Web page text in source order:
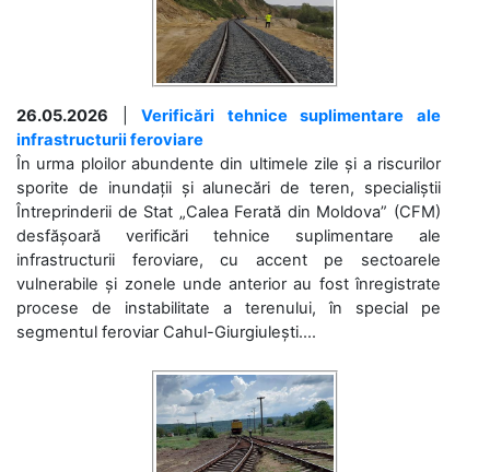
26.05.2026 |Verificări tehnice suplimentare ale
infrastructurii feroviare
În urma ploilor abundente din ultimele zile și a riscurilor
sporite de inundații și alunecări de teren, specialiștii
Întreprinderii de Stat „Calea Ferată din Moldova” (CFM)
desfășoară verificări tehnice suplimentare ale
infrastructurii feroviare, cu accent pe sectoarele
vulnerabile și zonele unde anterior au fost înregistrate
procese de instabilitate a terenului, în special pe
segmentul feroviar Cahul-Giurgiulești....